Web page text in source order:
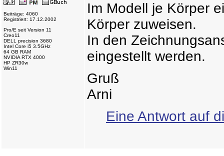
Beiträge: 4060
Registriert: 17.12.2002
Pro/E seit Version 11
Creo11
DELL precision 3680
Intel Core i5 3.5GHz
64 GB RAM
NVIDIA RTX 4000
HP ZR30w
Win11
Im Modell je Körper
Körper zuweisen.
In den
eingestellt werden.
Gruß
Arni
Eine Antwort auf